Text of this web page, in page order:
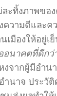
ะทิ้งภาพขอ
วามดีและ
มืองให้อยู่เ
นาคตที่ดีกว่
จากผู้มีอำน
นาจ ประวั